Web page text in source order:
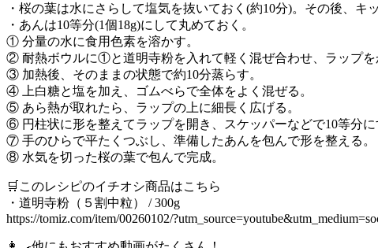
・桜の葉は水にさらして塩気を抜いておく(約10分)。その後、キ
・あんは10等分(1個18g)にして丸めておく。
① 分量の水に食用色素を溶かす。
② 耐熱ボウルに①と道明寺粉を入れて軽く混ぜ合わせ、ラップを
③ 加熱後、そのままの状態で約10分蒸らす。
④ 上白糖と塩を加え、ゴムべらで全体をよく混ぜる。
⑤ あら熱が取れたら、ラップの上に細長く広げる。
⑥ 円柱状に形を整えてラップを開き、スケッパーなどで10等分に
⑦ 手のひらで平たくつぶし、準備したあんを包んで形を整える。
⑧ 水気を切った桜の葉で包んで完成。
🛒このレシピのイチオシ商品はこちら
・道明寺粉（５割中粒） / 300g
https://tomiz.com/item/00260102/